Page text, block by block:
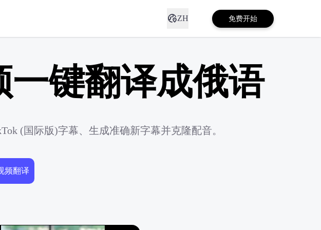
ZH 免费开始
键翻译成俄语
(国际版)字幕、生成准确新字幕并克隆配音。
频翻译